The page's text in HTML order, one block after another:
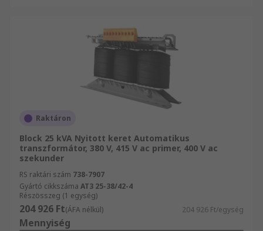
Raktáron
Block 25 kVA Nyitott keret Automatikus
transzformátor, 380 V, 415 V ac primer, 400 V ac
szekunder
RS raktári szám 738-7907
Gyártó cikkszáma AT3 25-38/42-4
Részösszeg (1 egység)
204 926 Ft(ÁFA nélkül) 204 926 Ft/egység
Mennyiség